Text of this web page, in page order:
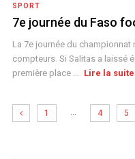
SPORT
7e journée du Faso
La 7e journée du
compteurs. Si Salitas a laissé
première place ... Lire la suite
1 … 4 5